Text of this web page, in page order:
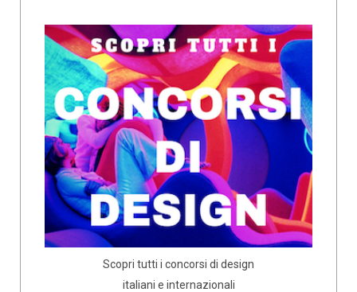
Scopri tutti i concorsi di design
italiani e internazionali